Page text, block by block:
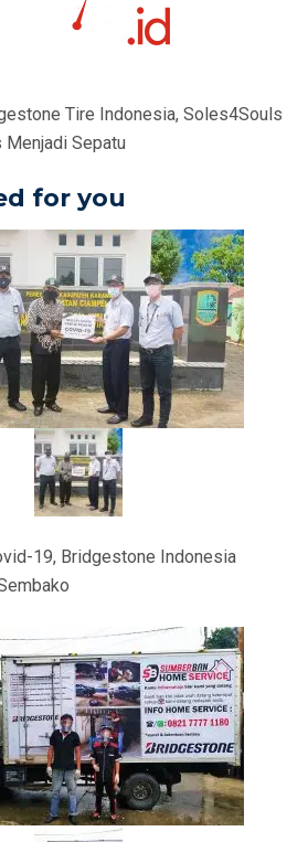
Tire Indonesia, Soles4Souls
Menjadi Sepatu
for you
19, Bridgestone Indonesia